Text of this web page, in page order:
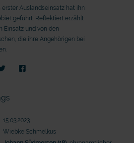
Auslandseinsatz hat ihn
geführt. Reflektiert erzählt
Einsatz und von den
die ihre Angehörigen bei
15.03.2023
Wiebke Schmelkus